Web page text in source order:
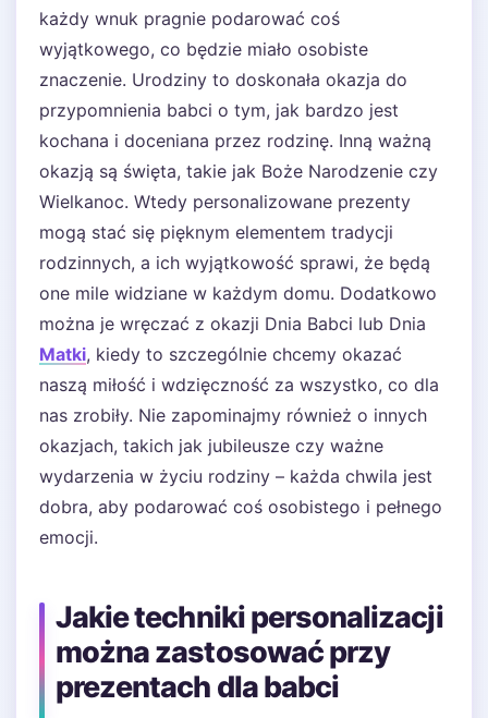
każdy wnuk pragnie podarować coś
wyjątkowego, co będzie miało osobiste
znaczenie. Urodziny to doskonała okazja do
przypomnienia babci o tym, jak bardzo jest
kochana i doceniana przez rodzinę. Inną ważną
okazją są święta, takie jak Boże Narodzenie czy
Wielkanoc. Wtedy personalizowane prezenty
mogą stać się pięknym elementem tradycji
rodzinnych, a ich wyjątkowość sprawi, że będą
one mile widziane w każdym domu. Dodatkowo
można je wręczać z okazji Dnia Babci lub Dnia
Matki, kiedy to szczególnie chcemy okazać
naszą miłość i wdzięczność za wszystko, co dla
nas zrobiły. Nie zapominajmy również o innych
okazjach, takich jak jubileusze czy ważne
wydarzenia w życiu rodziny – każda chwila jest
dobra, aby podarować coś osobistego i pełnego
emocji.
Jakie techniki personalizacji
można zastosować przy
prezentach dla babci